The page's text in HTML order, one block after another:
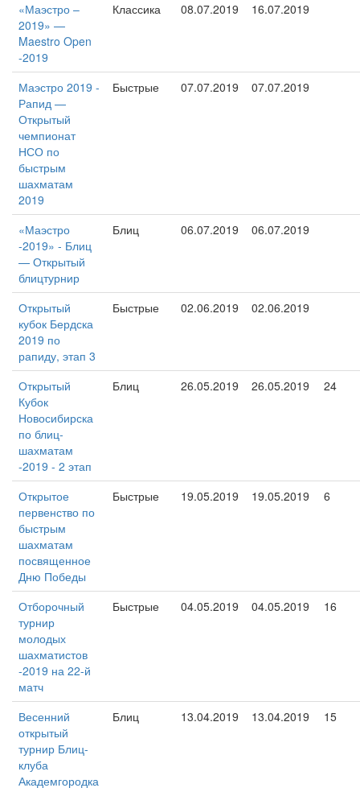
«Маэстро –
2019» —
Maestro Open
-2019
Классика 08.07.2019 16.07.2019
Маэстро 2019 -
Рапид —
Открытый
чемпионат
НСО по
быстрым
шахматам
2019
Быстрые 07.07.2019 07.07.2019
«Маэстро
-2019» - Блиц
— Открытый
блицтурнир
Блиц 06.07.2019 06.07.2019
Открытый
кубок Бердска
2019 по
рапиду, этап 3
Быстрые 02.06.2019 02.06.2019
Открытый
Кубок
Новосибирска
по блиц-
шахматам
-2019 - 2 этап
Блиц 26.05.2019 26.05.2019 24
Открытое
первенство по
быстрым
шахматам
посвященное
Дню Победы
Быстрые 19.05.2019 19.05.2019 6
Отборочный
турнир
молодых
шахматистов
-2019 на 22-й
матч
Быстрые 04.05.2019 04.05.2019 16
Весенний
открытый
турнир Блиц-
клуба
Академгородка
Блиц 13.04.2019 13.04.2019 15